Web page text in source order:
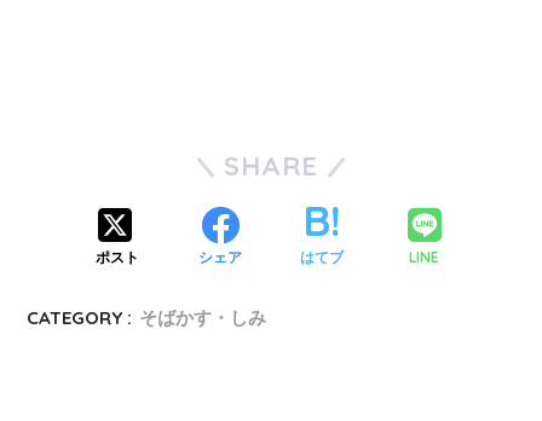
SHARE
ポスト シェア はてブ LINE
CATEGORY : そばかす・しみ